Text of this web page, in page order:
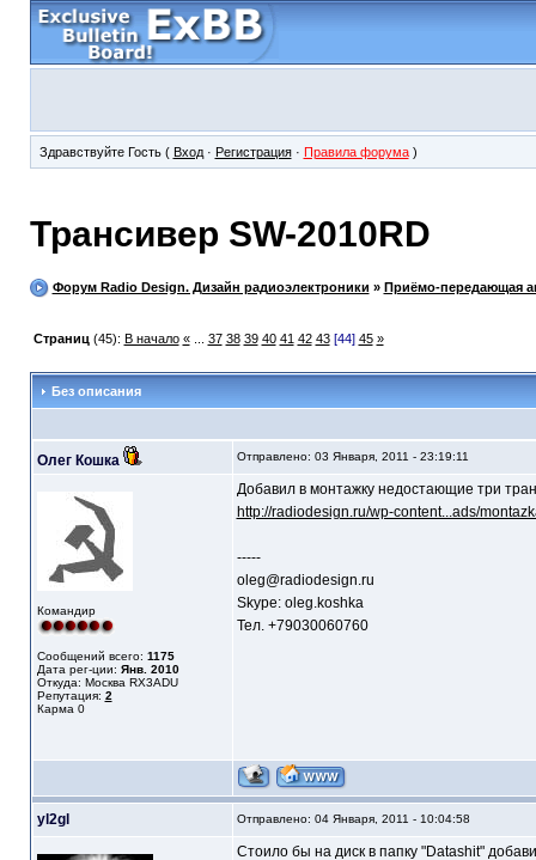
Здравствуйте Гость ( Вход· Регистрация· Правила форума)
Трансивер SW-2010RD
Форум Radio Design. Дизайн радиоэлектроники » Приёмо-передающая
Страниц (45): В начало «... 37 38 39 40 41 42 43 [44] 45 »
Без описания
Олег Кошка Отправлено: 03 Января, 2011 - 23:19:11
Командир
Сообщений всего: 1175
Дата рег-ции: Янв. 2010
Откуда: Москва RX3ADU
Репутация: 2
Карма 0
Добавил в монтажку недостающие три
http://radiodesign.ru/wp-content...ads/
-----
oleg@radiodesign.ru
Skype: oleg.koshka
Тел. +79030060760
yl2gl Отправлено: 04 Января, 2011 - 10:04:58
Стоило бы на диск в папку "Datashit"